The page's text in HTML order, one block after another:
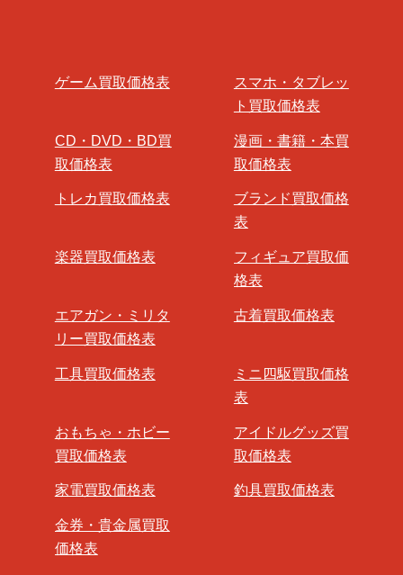
ゲーム買取価格表
スマホ・タブレッ
ト買取価格表
CD・DVD・BD買
取価格表
漫画・書籍・本買
取価格表
トレカ買取価格表
ブランド買取価格
表
楽器買取価格表
フィギュア買取価
格表
エアガン・ミリタ
リー買取価格表
古着買取価格表
工具買取価格表
ミニ四駆買取価格
表
おもちゃ・ホビー
買取価格表
アイドルグッズ買
取価格表
家電買取価格表 釣具買取価格表
金券・貴金属買取
価格表